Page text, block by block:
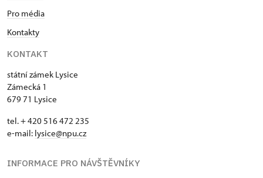
Pro média
Kontakty
KONTAKT
státní zámek Lysice
Zámecká 1
679 71 Lysice
tel. + 420 516 472 235
e-mail: ​lysice@npu.cz
INFORMACE PRO NÁVŠTĚVNÍKY